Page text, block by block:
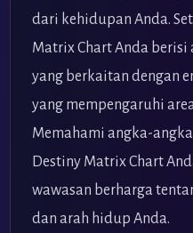
dari kehidupan Anda.
Matrix Chart Anda berisi
yang berkaitan dengan
yang mempengaruhi
Memahami angka-
Destiny Matrix Chart
wawasan berharga
dan arah hidup Anda.